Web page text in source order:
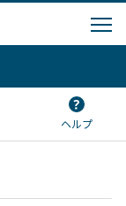
ヘルプ